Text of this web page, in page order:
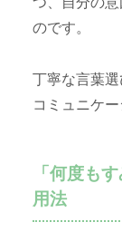
のです。
丁寧な言葉
コミュニケ
「何度も
用法